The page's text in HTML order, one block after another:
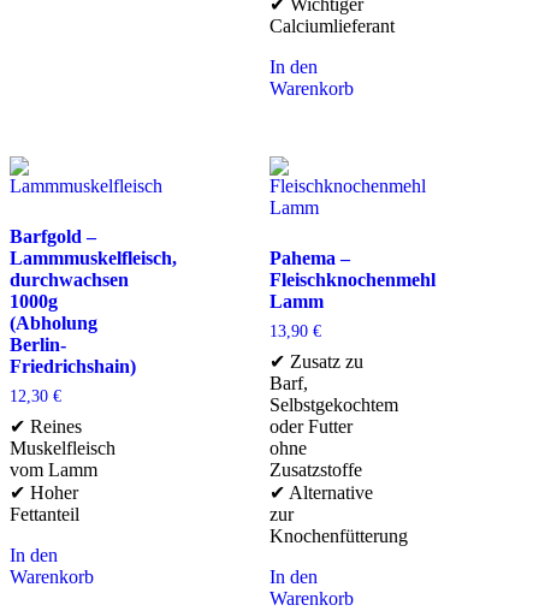
Calciumlieferant
In den
Warenkorb
Barfgold –
Lammmuskelfleisch,
durchwachsen
1000g
(Abholung
Berlin-
Friedrichshain)
12,30 €
✔ Reines
Muskelfleisch
vom Lamm
✔ Hoher
Fettanteil
In den
Warenkorb
Pahema –
Fleischknochenmehl
Lamm
13,90 €
✔ Zusatz zu
Barf,
Selbstgekochtem
oder Futter
ohne
Zusatzstoffe
✔ Alternative
zur
Knochenfütterung
In den
Warenkorb